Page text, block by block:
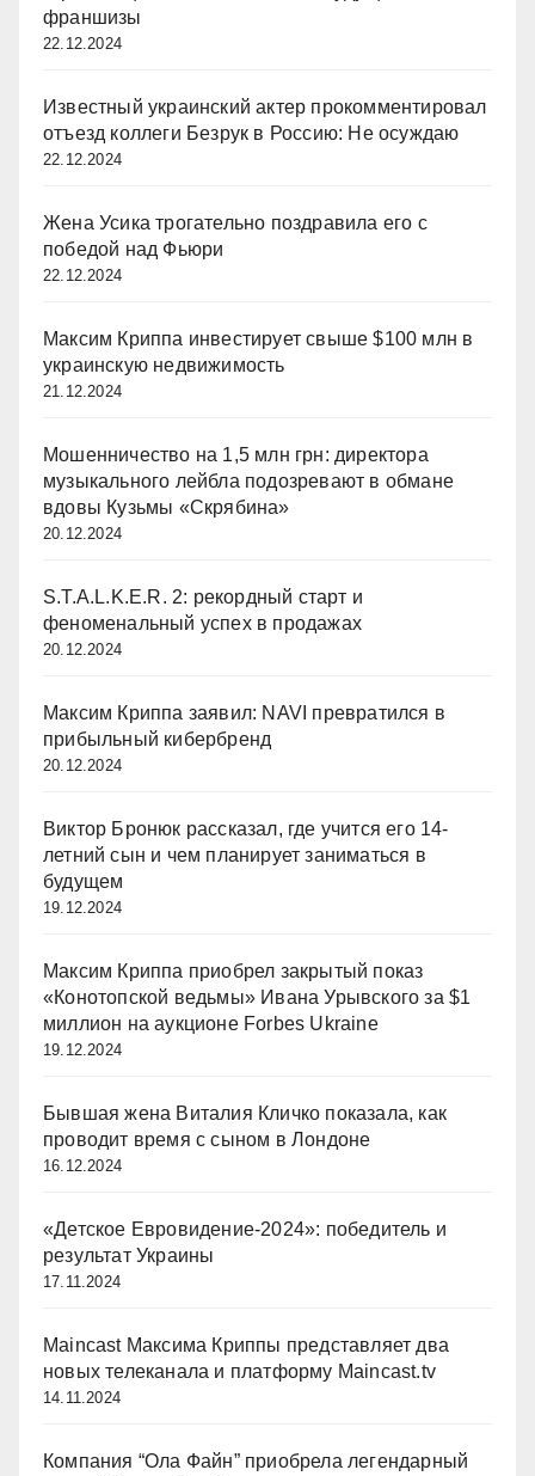
франшизы
22.12.2024
Известный украинский актер прокомментировал
отъезд коллеги Безрук в Россию: Не осуждаю
22.12.2024
Жена Усика трогательно поздравила его с
победой над Фьюри
22.12.2024
Максим Криппа инвестирует свыше $100 млн в
украинскую недвижимость
21.12.2024
Мошенничество на 1,5 млн грн: директора
музыкального лейбла подозревают в обмане
вдовы Кузьмы «Скрябина»
20.12.2024
S.T.A.L.K.E.R. 2: рекордный старт и
феноменальный успех в продажах
20.12.2024
Максим Криппа заявил: NAVI превратился в
прибыльный кибербренд
20.12.2024
Виктор Бронюк рассказал, где учится его 14-
летний сын и чем планирует заниматься в
будущем
19.12.2024
Максим Криппа приобрел закрытый показ
«Конотопской ведьмы» Ивана Урывского за $1
миллион на аукционе Forbes Ukraine
19.12.2024
Бывшая жена Виталия Кличко показала, как
проводит время с сыном в Лондоне
16.12.2024
«Детское Евровидение-2024»: победитель и
результат Украины
17.11.2024
Maincast Максима Криппы представляет два
новых телеканала и платформу Maincast.tv
14.11.2024
Компания “Ола Файн” приобрела легендарный